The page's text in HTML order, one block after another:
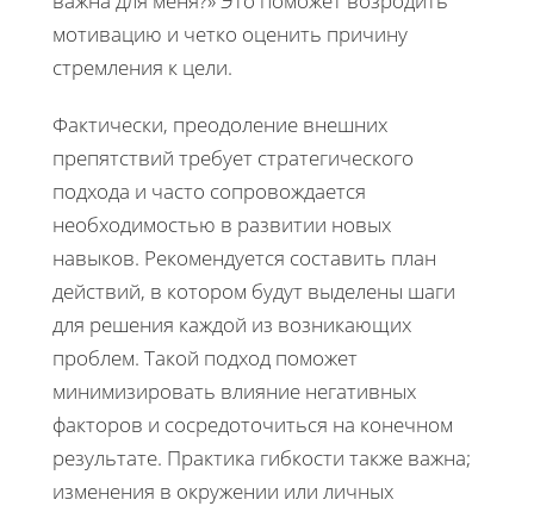
мотивацию и четко оценить причину
стремления к цели.
Фактически, преодоление внешних
препятствий требует стратегического
подхода и часто сопровождается
необходимостью в развитии новых
навыков. Рекомендуется составить план
действий, в котором будут выделены шаги
для решения каждой из возникающих
проблем. Такой подход поможет
минимизировать влияние негативных
факторов и сосредоточиться на конечном
результате. Практика гибкости также важна;
изменения в окружении или личных